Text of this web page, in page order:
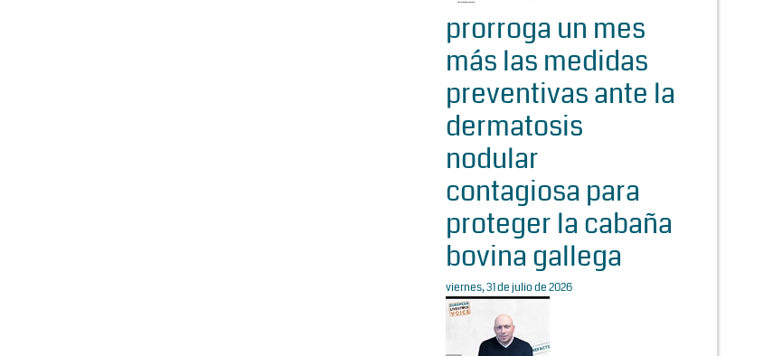
prorroga un mes
más las medidas
preventivas ante la
dermatosis
nodular
contagiosa para
proteger la cabaña
bovina gallega
viernes, 31 de julio de 2026